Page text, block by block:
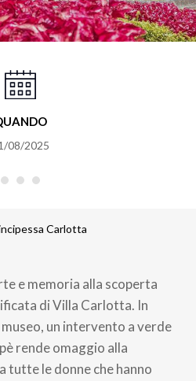
08/2025
Carlotta
e memoria alla scoperta
di Villa Carlotta. In
un intervento a verde
rende omaggio alla
tutte le donne che hanno